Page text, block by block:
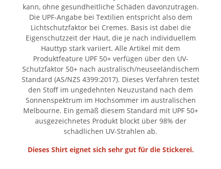
kann, ohne gesundheitliche Schäden davonzutragen.
Die UPF-Angabe bei Textilien entspricht also dem
Lichtschutzfaktor bei Cremes. Basis ist dabei die
Eigenschutzzeit der Haut, die je nach individuellem
Hauttyp stark variiert. Alle Artikel mit dem
Produktfeature UPF 50+ verfügen über den UV-
Schutzfaktor 50+ nach australisch/neuseeländischem
Standard (AS/NZS 4399:2017). Dieses Verfahren testet
den Stoff im ungedehnten Neuzustand nach dem
Sonnenspektrum im Hochsommer im australischen
Melbourne. Ein gemäß diesem Standard mit UPF 50+
ausgezeichnetes Produkt blockt über 98% der
schädlichen UV-Strahlen ab.
Dieses Shirt eignet sich sehr gut für die Stickerei.